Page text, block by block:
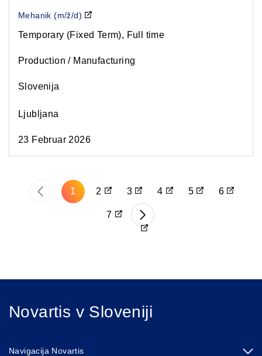
Mehanik (m/ž/d)
Temporary (Fixed Term), Full time
Production / Manufacturing
Slovenija
Ljubljana
23 Februar 2026
‹
p
1 2 3 4 5 6
7
›
N
g
Novartis v Sloveniji
Navigacija Novartis